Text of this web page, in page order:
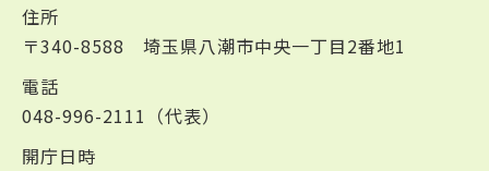
住所
〒340-8588 埼玉県八潮市中央一丁目2番地1
電話
048-996-2111（代表）
開庁日時